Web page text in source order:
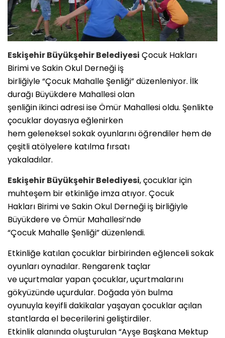
Eskişehir Büyükşehir Belediyesi Çocuk Hakları
Birimi ve Sakin Okul Derneği iş
birliğiyle “Çocuk Mahalle Şenliği” düzenleniyor. İlk
durağı Büyükdere Mahallesi olan
şenliğin ikinci adresi ise Ömür Mahallesi oldu. Şenlikte
çocuklar doyasıya eğlenirken
hem geleneksel sokak oyunlarını öğrendiler hem de
çeşitli atölyelere katılma fırsatı
yakaladılar.
Eskişehir Büyükşehir Belediyesi, çocuklar için
muhteşem bir etkinliğe imza atıyor. Çocuk
Hakları Birimi ve Sakin Okul Derneği iş birliğiyle
Büyükdere ve Ömür Mahallesi’nde
“Çocuk Mahalle Şenliği” düzenlendi.
Etkinliğe katılan çocuklar birbirinden eğlenceli sokak
oyunları oynadılar. Rengarenk taçlar
ve uçurtmalar yapan çocuklar, uçurtmalarını
gökyüzünde uçurdular. Doğada yön bulma
oyunuyla keyifli dakikalar yaşayan çocuklar açılan
stantlarda el becerilerini geliştirdiler.
Etkinlik alanında oluşturulan “Ayşe Başkana Mektup